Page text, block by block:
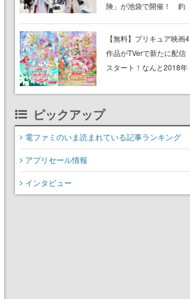
険」が池袋で開催！ 釣
と影鬼ごっこが楽しめる
【無料】プリキュア映画4
作品がTVerで新たに配信
スタート！なんと2018年
てが見放題に、ぶっちゃ
プ
ピックアップ
電ファミのいま読まれている記事ランキング
アプリセール情報
インタビュー